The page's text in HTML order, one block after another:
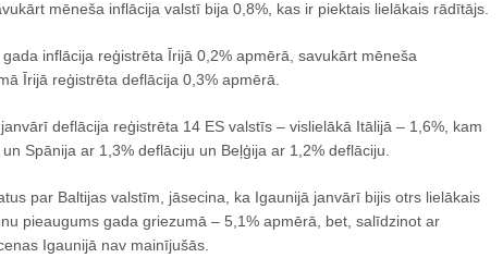
mēneša inflācija valstī bija 0,8%, kas ir piektais lielākais rādītājs.
inflācija reģistrēta Īrijā 0,2% apmērā, savukārt mēneša
Īrijā reģistrēta deflācija 0,3% apmērā.
deflācija reģistrēta 14 ES valstīs – vislielākā Itālijā – 1,6%, kam
Spānija ar 1,3% deflāciju un Beļģija ar 1,2% deflāciju.
par Baltijas valstīm, jāsecina, ka Igaunijā janvārī bijis otrs lielākais
pieaugums gada griezumā – 5,1% apmērā, bet, salīdzinot ar
Igaunijā nav mainījušās.